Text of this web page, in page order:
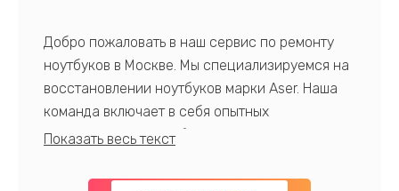
Добро пожаловать в наш сервис по ремонту
ноутбуков в Москве. Мы специализируемся на
восстановлении ноутбуков марки Aser. Наша
команда включает в себя опытных
профессионалов с обширными знаниями и
предлагаем быстрый и качественный ремонт с